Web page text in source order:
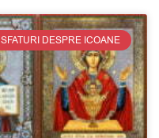
SFATURI DESPRE ICOANE